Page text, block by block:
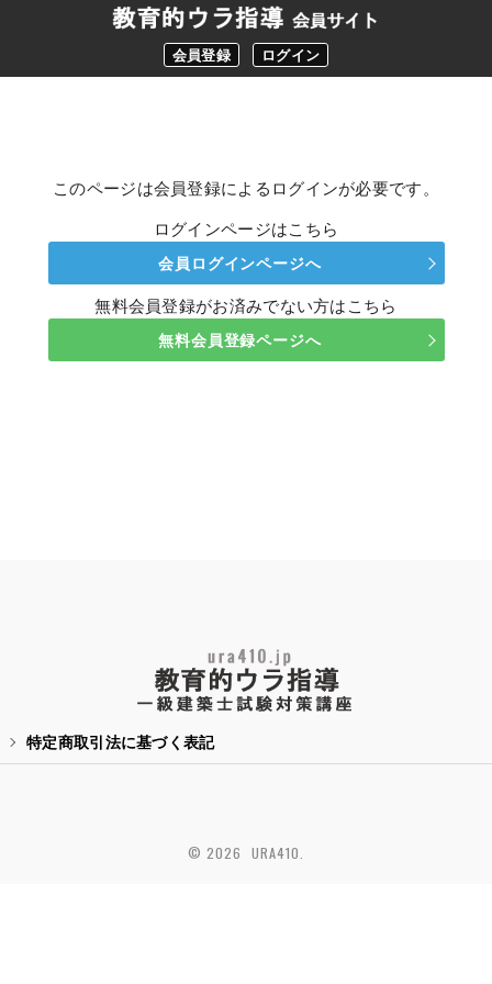
会員登録 ログイン
このページは会員登録によるログインが必要です。
ログインページはこちら
会員ログインページへ
無料会員登録がお済みでない方はこちら
無料会員登録ページへ
特定商取引法に基づく表記
© 2026 URA410.